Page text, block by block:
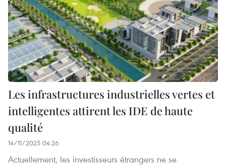
Les infrastructures industrielles vertes et
intelligentes attirent les IDE de haute
qualité
14/11/2025 04:26
Actuellement, les investisseurs étrangers ne se